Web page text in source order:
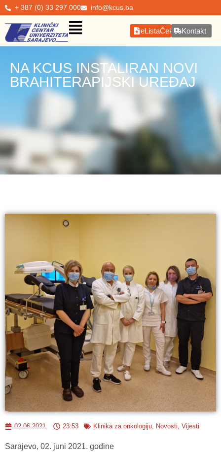
+ 387 (0) 33 297 000 info@kcus.ba
eListaČekanjaKontakt
NA KCUS INSTALIRAN NOVI
BRAHITERAPIJSKI UREĐAJ
02.06.2021. 23:53 Klinika za onkologiju, Novosti, Vijesti
Sarajevo, 02. juni 2021. godine